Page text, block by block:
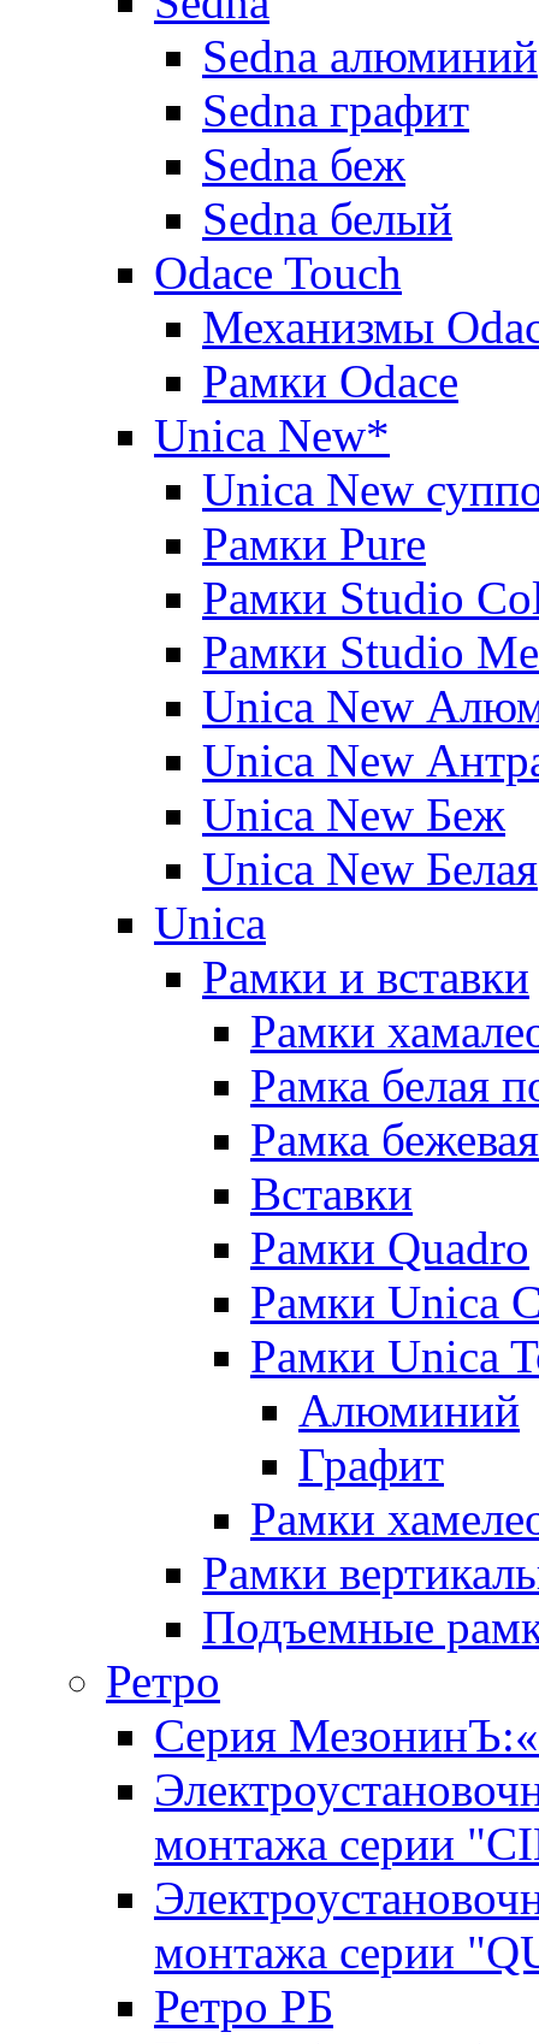
Sedna алюминий
Sedna графит
Sedna беж
Sedna белый
Odace Touch
Механизмы
Рамки Odace
Unica New*
Unica New
Рамки Pure
Рамки Studio
Рамки Studio
Unica New
Unica New
Unica New Беж
Unica New Белая
Unica
Рамки и вставки
Рамки
Рамка белая
Рамка
Вставки
Рамки Quadro
Рамки Unica
Рамки Unica
Алюминий
Графит
Рамки
Рамки
Подъемные
Ретро
Серия
монтажа серии
монтажа серии
Ретро РБ